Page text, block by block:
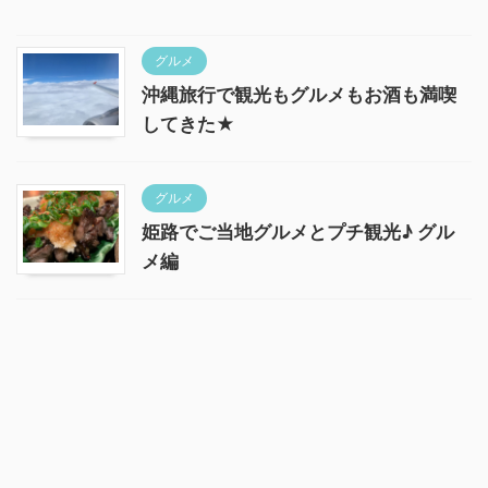
グルメ
沖縄旅行で観光もグルメもお酒も満喫
してきた★
グルメ
姫路でご当地グルメとプチ観光♪ グル
メ編